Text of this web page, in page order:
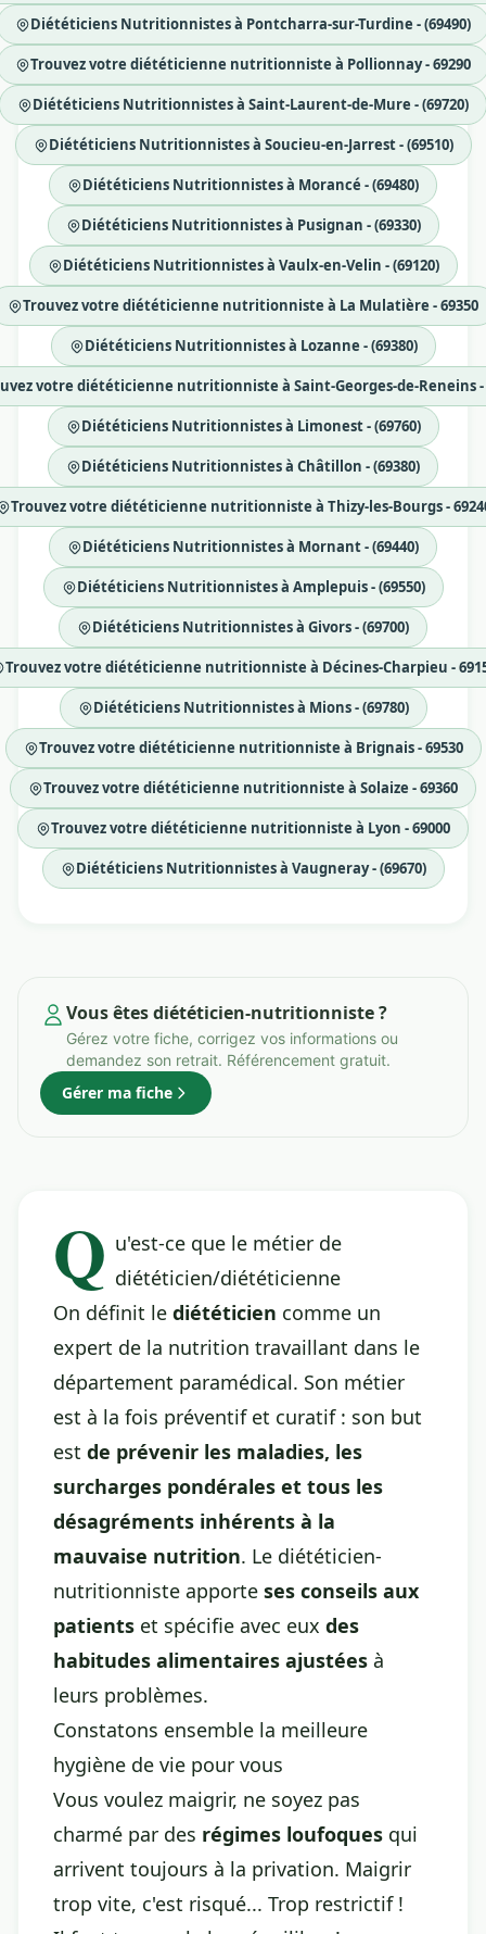
Diététiciens Nutritionnistes à Pontcharra-sur-Turdine - (69490)
Trouvez votre diététicienne nutritionniste à Pollionnay - 69290
Diététiciens Nutritionnistes à Saint-Laurent-de-Mure - (69720)
Diététiciens Nutritionnistes à Soucieu-en-Jarrest - (69510)
Diététiciens Nutritionnistes à Morancé - (69480)
Diététiciens Nutritionnistes à Pusignan - (69330)
Diététiciens Nutritionnistes à Vaulx-en-Velin - (69120)
Trouvez votre diététicienne nutritionniste à La Mulatière - 69350
Diététiciens Nutritionnistes à Lozanne - (69380)
votre diététicienne nutritionniste à Saint-Georges-de-Reneins -
Diététiciens Nutritionnistes à Limonest - (69760)
Diététiciens Nutritionnistes à Châtillon - (69380)
Trouvez votre diététicienne nutritionniste à Thizy-les-Bourgs -
Diététiciens Nutritionnistes à Mornant - (69440)
Diététiciens Nutritionnistes à Amplepuis - (69550)
Diététiciens Nutritionnistes à Givors - (69700)
Trouvez votre diététicienne nutritionniste à Décines-Charpieu -
Diététiciens Nutritionnistes à Mions - (69780)
Trouvez votre diététicienne nutritionniste à Brignais - 69530
Trouvez votre diététicienne nutritionniste à Solaize - 69360
Trouvez votre diététicienne nutritionniste à Lyon - 69000
Diététiciens Nutritionnistes à Vaugneray - (69670)
Vous êtes diététicien-nutritionniste ?
Gérez votre fiche, corrigez vos informations ou
demandez son retrait. Référencement gratuit.
Gérer ma fiche
Q u'est-ce que le métier de
diététicien/diététicienne
On définit le diététicien comme un
expert de la nutrition travaillant dans le
département paramédical. Son métier
est à la fois préventif et curatif : son but
est de prévenir les maladies, les
surcharges pondérales et tous les
désagréments inhérents à la
mauvaise nutrition. Le diététicien-
nutritionniste apporte ses conseils aux
patients et spécifie avec eux des
habitudes alimentaires ajustées à
leurs problèmes.
Constatons ensemble la meilleure
hygiène de vie pour vous
Vous voulez maigrir, ne soyez pas
charmé par des régimes loufoques qui
arrivent toujours à la privation. Maigrir
trop vite, c'est risqué... Trop restrictif !